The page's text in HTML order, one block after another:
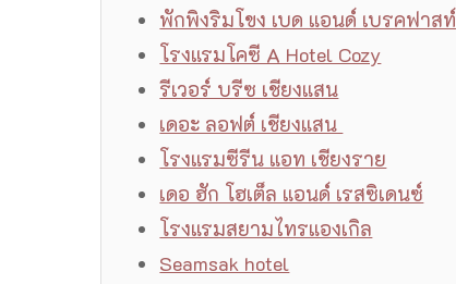
พักพิงริมโขง เบด แอนด์ เบรคฟาสท์
โรงแรมโคซี A Hotel Cozy
รีเวอร์ บรีซ เชียงแสน
เดอะ ลอฟต์ เชียงแสน
โรงแรมซีรีน แอท เชียงราย
เดอ ฮัก โฮเต็ล แอนด์ เรสซิเดนซ์
โรงแรมสยามไทรแองเกิล
Seamsak hotel